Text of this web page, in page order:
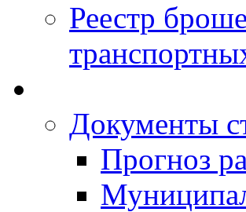
Реестр
Документы
Прогноз